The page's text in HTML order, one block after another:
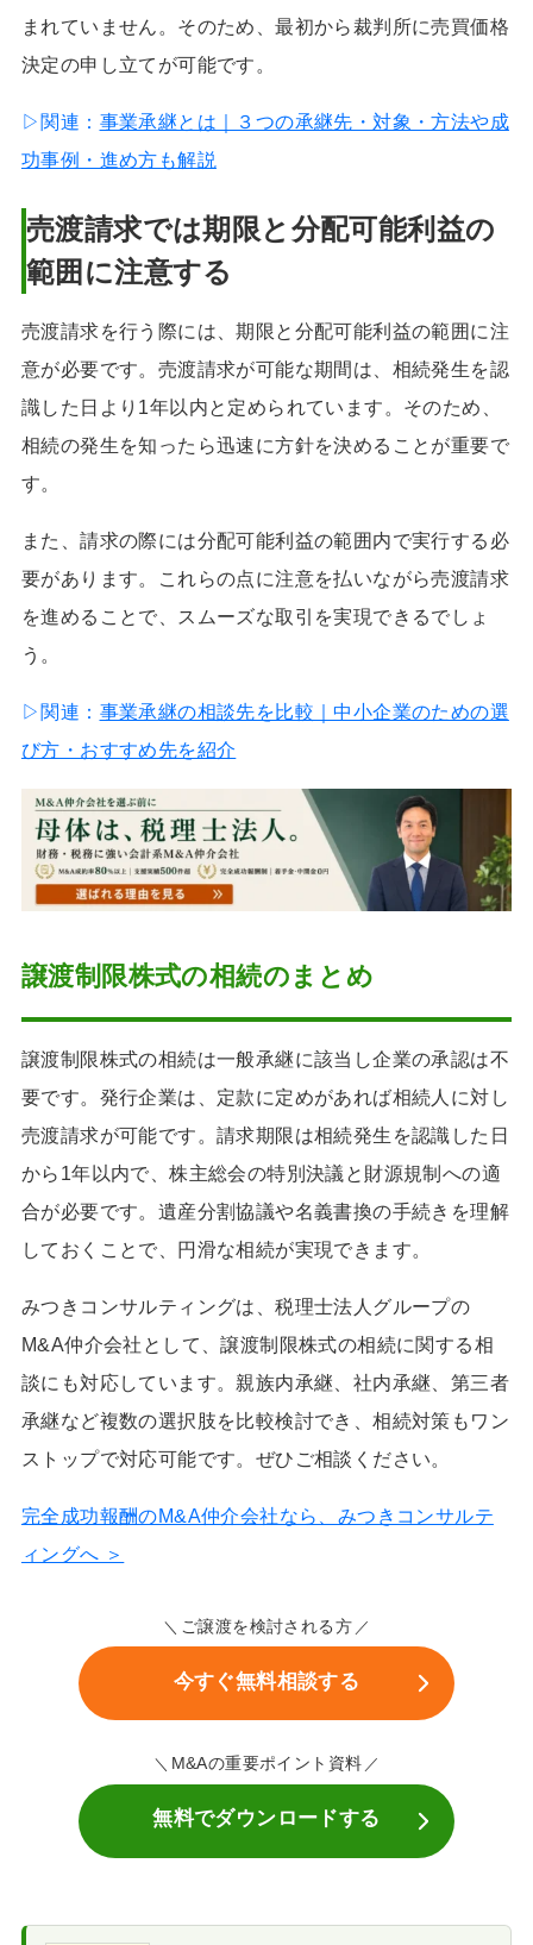
まれていません。そのため、最初から裁判所に売買価格
決定の申し立てが可能です。
▷関連： 事業承継とは｜３つの承継先・対象・方法や成
功事例・進め方も解説
売渡請求では期限と分配可能利益の
範囲に注意する
売渡請求を行う際には、期限と分配可能利益の範囲に注
意が必要です。売渡請求が可能な期間は、相続発生を認
識した日より1年以内と定められています。そのため、
相続の発生を知ったら迅速に方針を決めることが重要で
す。
また、請求の際には分配可能利益の範囲内で実行する必
要があります。これらの点に注意を払いながら売渡請求
を進めることで、スムーズな取引を実現できるでしょ
う。
▷関連： 事業承継の相談先を比較｜中小企業のための選
び方・おすすめ先を紹介
譲渡制限株式の相続のまとめ
譲渡制限株式の相続は一般承継に該当し企業の承認は不
要です。発行企業は、定款に定めがあれば相続人に対し
売渡請求が可能です。請求期限は相続発生を認識した日
から1年以内で、株主総会の特別決議と財源規制への適
合が必要です。遺産分割協議や名義書換の手続きを理解
しておくことで、円滑な相続が実現できます。
みつきコンサルティングは、税理士法人グループの
M&A仲介会社として、譲渡制限株式の相続に関する相
談にも対応しています。親族内承継、社内承継、第三者
承継など複数の選択肢を比較検討でき、相続対策もワン
ストップで対応可能です。ぜひご相談ください。
完全成功報酬のM&A仲介会社なら、みつきコンサルテ
ィングへ ＞
ご譲渡を検討される方
今すぐ無料相談する
M&Aの重要ポイント資料
無料でダウンロードする